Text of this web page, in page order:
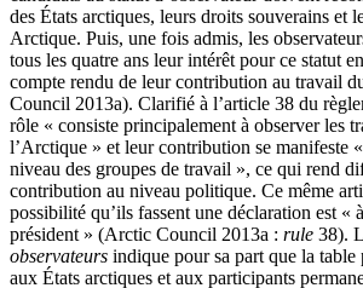
des États arctiques, leurs droits souverains et
Arctique. Puis, une fois admis, les
tous les quatre ans leur intérêt pour ce statut
compte rendu de leur contribution au travail
Council 2013a). Clarifié à l’article 38 du
rôle « consiste principalement à observer les
l’Arctique » et leur contribution se manifeste
niveau des groupes de travail », ce qui rend
contribution au niveau politique. Ce même
possibilité qu’ils fassent une déclaration est «
président » (Arctic Council 2013a : rule 38).
observateurs indique pour sa part que la table
aux États arctiques et aux participants